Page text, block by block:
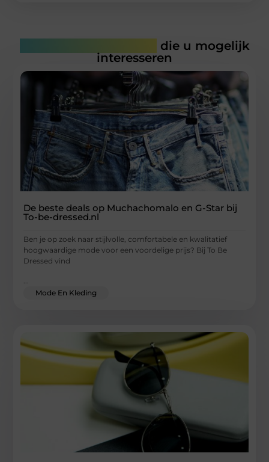
die u mogelijk
interesseren
De beste deals op Muchachomalo en G-Star bij
To-be-dressed.nl
Ben je op zoek naar stijlvolle, comfortabele en kwalitatief
hoogwaardige mode voor een voordelige prijs? Bij To Be
Dressed vind
Mode En Kleding